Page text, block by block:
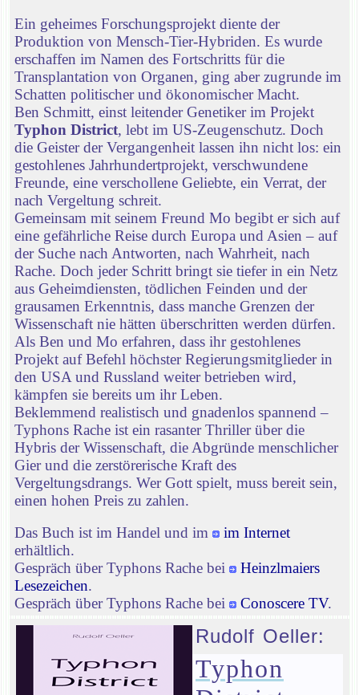
Ein geheimes Forschungsprojekt diente der
Produktion von Mensch-Tier-Hybriden. Es wurde
erschaffen im Namen des Fortschritts für die
Transplantation von Organen, ging aber zugrunde im
Schatten politischer und ökonomischer Macht.
Ben Schmitt, einst leitender Genetiker im Projekt
Typhon District, lebt im US-Zeugenschutz. Doch
die Geister der Vergangenheit lassen ihn nicht los: ein
gestohlenes Jahrhundertprojekt, verschwundene
Freunde, eine verschollene Geliebte, ein Verrat, der
nach Vergeltung schreit.
Gemeinsam mit seinem Freund Mo begibt er sich auf
eine gefährliche Reise durch Europa und Asien – auf
der Suche nach Antworten, nach Wahrheit, nach
Rache. Doch jeder Schritt bringt sie tiefer in ein Netz
aus Geheimdiensten, tödlichen Feinden und der
grausamen Erkenntnis, dass manche Grenzen der
Wissenschaft nie hätten überschritten werden dürfen.
Als Ben und Mo erfahren, dass ihr gestohlenes
Projekt auf Befehl höchster Regierungsmitglieder in
den USA und Russland weiter betrieben wird,
kämpfen sie bereits um ihr Leben.
Beklemmend realistisch und gnadenlos spannend –
Typhons Rache ist ein rasanter Thriller über die
Hybris der Wissenschaft, die Abgründe menschlicher
Gier und die zerstörerische Kraft des
Vergeltungsdrangs. Wer Gott spielt, muss bereit sein,
einen hohen Preis zu zahlen.
Das Buch ist im Handel und im
im Internet
erhältlich.
Gespräch über Typhons Rache bei
Heinzlmaiers
Lesezeichen.
Gespräch über Typhons Rache bei
Conoscere TV.
Rudolf Oeller:
Typhon